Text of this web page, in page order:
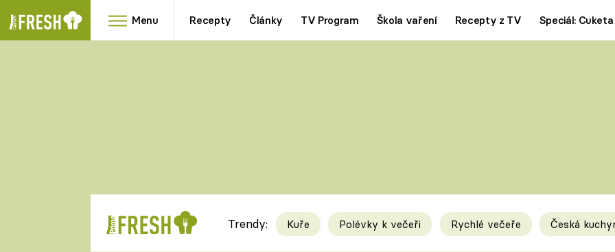
Menu Recepty Články TV Program Škola vaření Recepty z TV Speciál: Cuketa
RYCHLOVKY
Trendy: Kuře Polévky k večeři Rychlé večeře Česká